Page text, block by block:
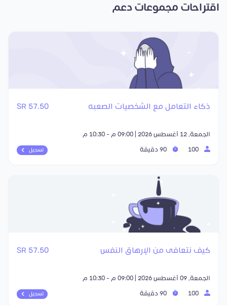
اقتراحات مجموعات دعم
ذكاء التعامل مع الشخصيات الصعبه 57.50 SR
الجمعة, 12 أغسطس 2026 | 09:00 م - 10:30 م
تسجيل
كيف نتعافى من الإرهاق النفس 57.50 SR
الجمعة, 09 أغسطس 2026 | 09:00 م - 10:30 م
تسجيل